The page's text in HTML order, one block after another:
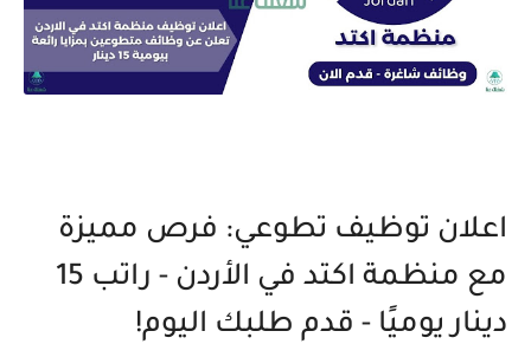
اعلان توظيف تطوعي: فرص مميزة
مع منظمة اكتد في الأردن - راتب 15
دينار يوميًا - قدم طلبك اليوم!